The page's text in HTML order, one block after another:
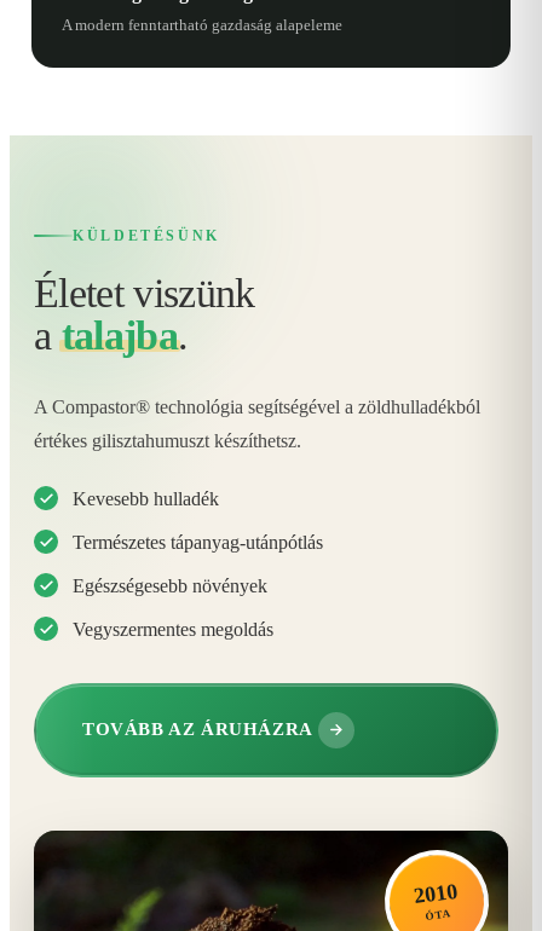
A modern fenntartható gazdaság alapeleme
KÜLDETÉSÜNK
Életet viszünk
atalajba.
A Compastor® technológia segítségével a zöldhulladékból
értékes gilisztahumuszt készíthetsz.
Kevesebb hulladék
Természetes tápanyag-utánpótlás
Egészségesebb növények
Vegyszermentes megoldás
TOVÁBB AZ ÁRUHÁZRA
2010
ÓTA